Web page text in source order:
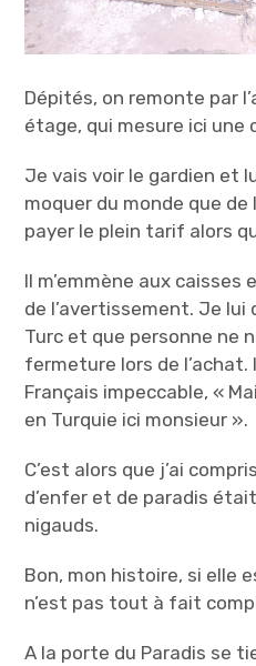
Dépités, on remonte par
étage, qui mesure ici une
Je vais voir le gardien et
moquer du monde que
payer le plein tarif alors
Il m’emmène aux
de l’avertissement. Je lui
Turc et que personne ne
fermeture lors de l’achat.
Français impeccable, «
en Turquie ici monsieur ».
C’est alors que j’ai
d’enfer et de paradis
nigauds.
Bon, mon histoire, si elle
n’est pas tout à fait
A la porte du Paradis se